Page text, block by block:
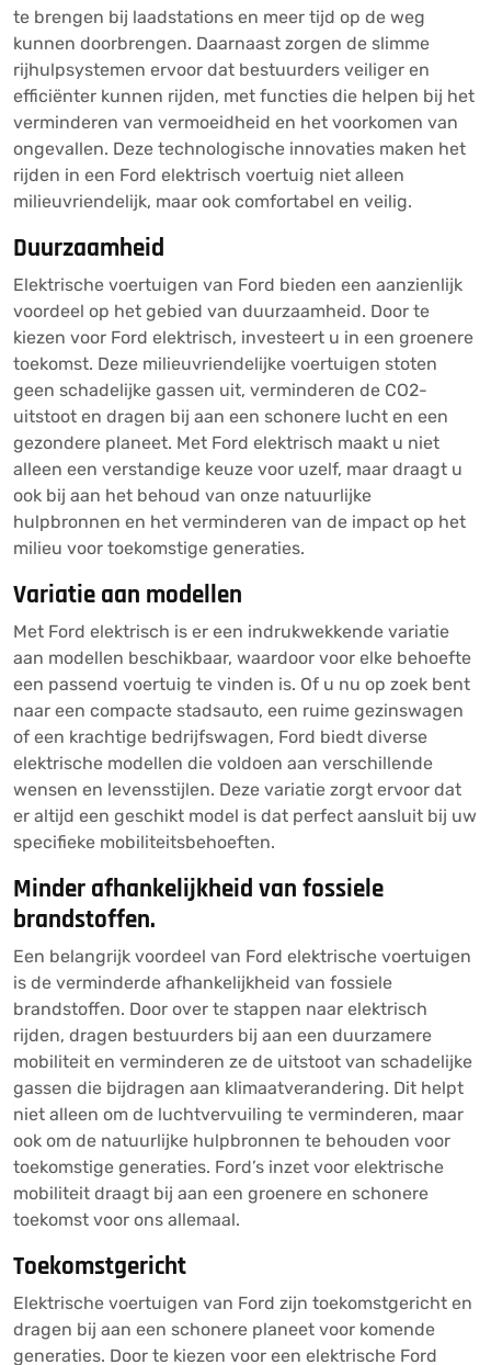
te brengen bij laadstations en meer tijd op de weg
kunnen doorbrengen. Daarnaast zorgen de slimme
rijhulpsystemen ervoor dat bestuurders veiliger en
efficiënter kunnen rijden, met functies die helpen bij het
verminderen van vermoeidheid en het voorkomen van
ongevallen. Deze technologische innovaties maken het
rijden in een Ford elektrisch voertuig niet alleen
milieuvriendelijk, maar ook comfortabel en veilig.
Duurzaamheid
Elektrische voertuigen van Ford bieden een aanzienlijk
voordeel op het gebied van duurzaamheid. Door te
kiezen voor Ford elektrisch, investeert u in een groenere
toekomst. Deze milieuvriendelijke voertuigen stoten
geen schadelijke gassen uit, verminderen de CO2-
uitstoot en dragen bij aan een schonere lucht en een
gezondere planeet. Met Ford elektrisch maakt u niet
alleen een verstandige keuze voor uzelf, maar draagt u
ook bij aan het behoud van onze natuurlijke
hulpbronnen en het verminderen van de impact op het
milieu voor toekomstige generaties.
Variatie aan modellen
Met Ford elektrisch is er een indrukwekkende variatie
aan modellen beschikbaar, waardoor voor elke behoefte
een passend voertuig te vinden is. Of u nu op zoek bent
naar een compacte stadsauto, een ruime gezinswagen
of een krachtige bedrijfswagen, Ford biedt diverse
elektrische modellen die voldoen aan verschillende
wensen en levensstijlen. Deze variatie zorgt ervoor dat
er altijd een geschikt model is dat perfect aansluit bij uw
specifieke mobiliteitsbehoeften.
Minder afhankelijkheid van fossiele
brandstoffen.
Een belangrijk voordeel van Ford elektrische voertuigen
is de verminderde afhankelijkheid van fossiele
brandstoffen. Door over te stappen naar elektrisch
rijden, dragen bestuurders bij aan een duurzamere
mobiliteit en verminderen ze de uitstoot van schadelijke
gassen die bijdragen aan klimaatverandering. Dit helpt
niet alleen om de luchtvervuiling te verminderen, maar
ook om de natuurlijke hulpbronnen te behouden voor
toekomstige generaties. Ford’s inzet voor elektrische
mobiliteit draagt bij aan een groenere en schonere
toekomst voor ons allemaal.
Toekomstgericht
Elektrische voertuigen van Ford zijn toekomstgericht en
dragen bij aan een schonere planeet voor komende
generaties. Door te kiezen voor een elektrische Ford